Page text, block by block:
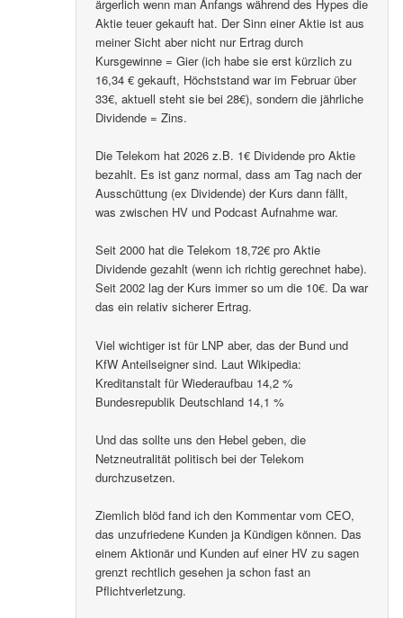
ärgerlich wenn man Anfangs während des Hypes die
Aktie teuer gekauft hat. Der Sinn einer Aktie ist aus
meiner Sicht aber nicht nur Ertrag durch
Kursgewinne = Gier (ich habe sie erst kürzlich zu
16,34 € gekauft, Höchststand war im Februar über
33€, aktuell steht sie bei 28€), sondern die jährliche
Dividende = Zins.
Die Telekom hat 2026 z.B. 1€ Dividende pro Aktie
bezahlt. Es ist ganz normal, dass am Tag nach der
Ausschüttung (ex Dividende) der Kurs dann fällt,
was zwischen HV und Podcast Aufnahme war.
Seit 2000 hat die Telekom 18,72€ pro Aktie
Dividende gezahlt (wenn ich richtig gerechnet habe).
Seit 2002 lag der Kurs immer so um die 10€. Da war
das ein relativ sicherer Ertrag.
Viel wichtiger ist für LNP aber, das der Bund und
KfW Anteilseigner sind. Laut Wikipedia:
Kreditanstalt für Wiederaufbau 14,2 %
Bundesrepublik Deutschland 14,1 %
Und das sollte uns den Hebel geben, die
Netzneutralität politisch bei der Telekom
durchzusetzen.
Ziemlich blöd fand ich den Kommentar vom CEO,
das unzufriedene Kunden ja Kündigen können. Das
einem Aktionär und Kunden auf einer HV zu sagen
grenzt rechtlich gesehen ja schon fast an
Pflichtverletzung.